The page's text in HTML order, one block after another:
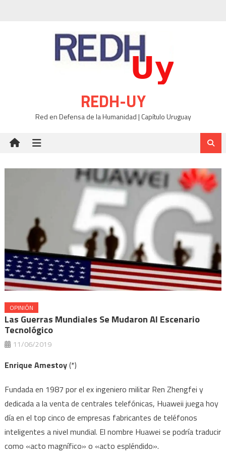
REDH-UY
Red en Defensa de la Humanidad | Capítulo Uruguay
OPINIÓN
Las Guerras Mundiales Se Mudaron Al Escenario
Tecnológico
11/06/2019
Enrique Amestoy(*)
Fundada en 1987 por el ex ingeniero militar Ren Zhengfei y
dedicada a la venta de centrales telefónicas, Huaweii juega hoy
día en el top cinco de empresas fabricantes de teléfonos
inteligentes a nivel mundial. El nombre Huawei se podría traducir
como «acto magnífico» o «acto espléndido».